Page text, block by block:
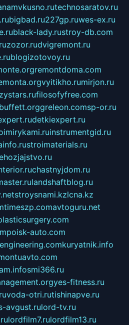
technosaratov.ru
bigbad.ru227gp.ruwes-ex.ru
black-lady.rustroy-db.com
zozor.rudvigremont.ru
blogizotovoy.ru
remontdoma.com
vyitikho.rumirjon.ru
filosofyfree.com
greleon.comsp-or.ru
detkiexpert.ru
instrumentgid.ru
stroimaterials.ru
chastnyjdom.ru
landshaftblog.ru
stroysnami.kzlcna.kz
timeszp.comavtoguru.net
poisk-auto.com
kuryatnik.info
smi366.ru
yes-fitness.ru
voda-otri.rutishinapve.ru
avgust.rulord-tv.ru
lordfilm7.rulordfilm13.ru